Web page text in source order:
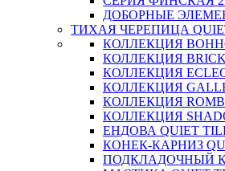
ДОБОРНЫЕ
ТИХАЯ ЧЕРЕПИЦА
КОЛЛЕКЦИЯ
КОЛЛЕКЦИЯ
КОЛЛЕКЦИЯ
КОЛЛЕКЦИЯ
КОЛЛЕКЦИЯ
КОЛЛЕКЦИЯ
ЕНДОВА QUIET
КОНЕК-КАРНИЗ
ПОДКЛАДОЧНЫЙ